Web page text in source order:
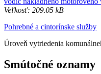
Veľkosť: 209.05 kB
Pohrebné a cintorínske služby
Úroveň vytriedenia
Smútočné oznamy